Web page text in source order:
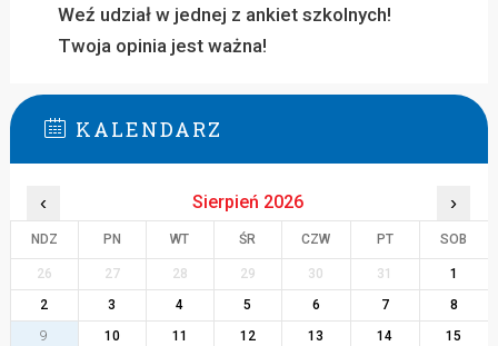
Weź udział w jednej z ankiet szkolnych!
Twoja opinia jest ważna!
KALENDARZ
‹ Sierpień 2026 ›
NDZ PN WT ŚR CZW PT SOB
26 27 28 29 30 31
1
2
3 4 5 6 7
8
9
10 11 12 13 14
15